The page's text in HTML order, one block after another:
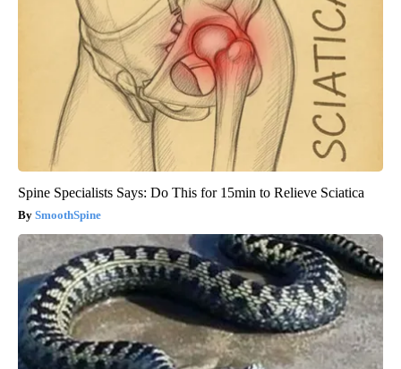
Spine Specialists Says: Do This for 15min to Relieve Sciatica
SmoothSpine